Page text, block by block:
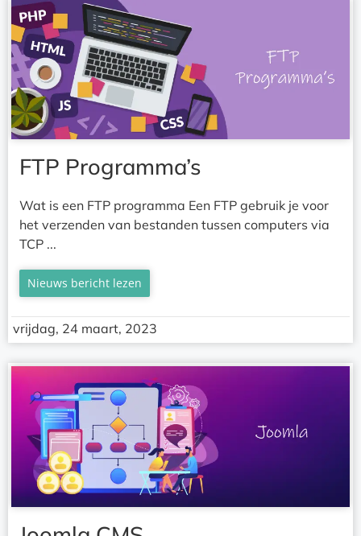
FTP Programma’s
Wat is een FTP programma Een FTP gebruik je voor
het verzenden van bestanden tussen computers via
TCP ...
Nieuws bericht lezen
vrijdag, 24 maart, 2023